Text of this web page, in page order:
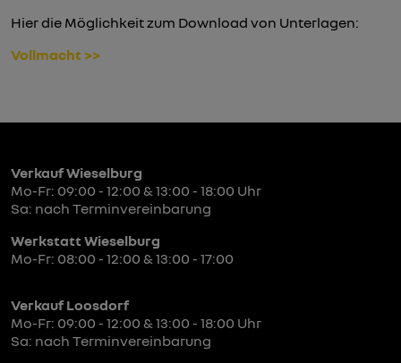
Hier die Möglichkeit zum Download von Unterlagen:
Vollmacht >>
Verkauf Wieselburg
Mo-Fr: 09:00 - 12:00 & 13:00 - 18:00 Uhr
Sa: nach Terminvereinbarung
Werkstatt Wieselburg
Mo-Fr: 08:00 - 12:00 & 13:00 - 17:00
Verkauf Loosdorf
Mo-Fr: 09:00 - 12:00 & 13:00 - 18:00 Uhr
Sa: nach Terminvereinbarung